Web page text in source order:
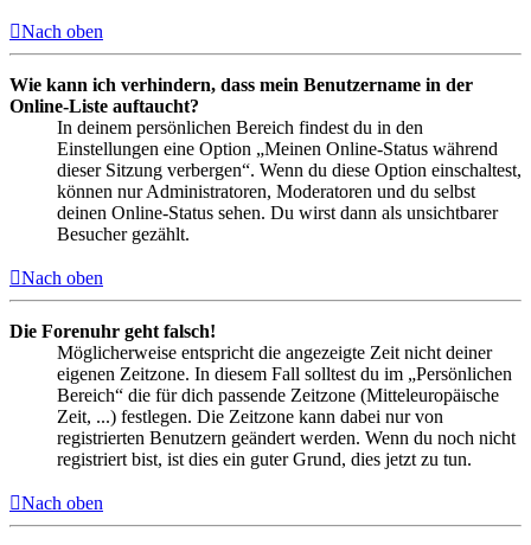
Nach oben
Wie kann ich verhindern, dass mein Benutzername in der
Online-Liste auftaucht?
In deinem persönlichen Bereich findest du in den
Einstellungen eine Option „Meinen Online-Status während
dieser Sitzung verbergen“. Wenn du diese Option einschaltest,
können nur Administratoren, Moderatoren und du selbst
deinen Online-Status sehen. Du wirst dann als unsichtbarer
Besucher gezählt.
Nach oben
Die Forenuhr geht falsch!
Möglicherweise entspricht die angezeigte Zeit nicht deiner
eigenen Zeitzone. In diesem Fall solltest du im „Persönlichen
Bereich“ die für dich passende Zeitzone (Mitteleuropäische
Zeit, ...) festlegen. Die Zeitzone kann dabei nur von
registrierten Benutzern geändert werden. Wenn du noch nicht
registriert bist, ist dies ein guter Grund, dies jetzt zu tun.
Nach oben